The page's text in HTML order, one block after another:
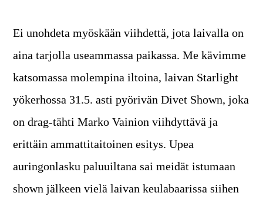
Ei unohdeta myöskään viihdettä, jota laivalla on
aina tarjolla useammassa paikassa. Me kävimme
katsomassa molempina iltoina, laivan Starlight
yökerhossa 31.5. asti pyörivän Divet Shown, joka
on drag-tähti Marko Vainion viihdyttävä ja
erittäin ammattitaitoinen esitys. Upea
auringonlasku paluuiltana sai meidät istumaan
shown jälkeen vielä laivan keulabaarissa siihen